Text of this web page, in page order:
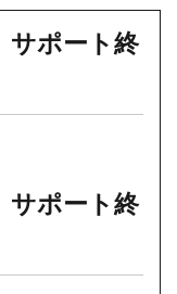
ポート終
ポート終